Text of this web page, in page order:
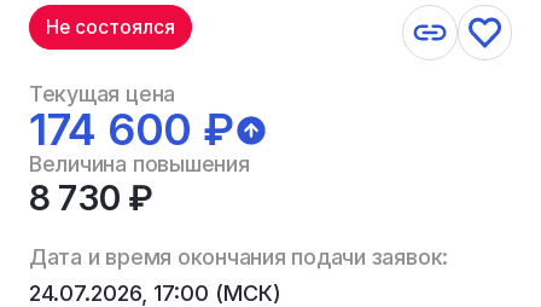
Не состоялся
Текущая цена
174 600 ₽
Величина повышения
8 730 ₽
Дата и время окончания подачи заявок:
24.07.2026, 17:00 (МСК)